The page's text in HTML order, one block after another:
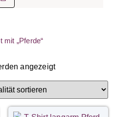
mit „Pferde“
angezeigt